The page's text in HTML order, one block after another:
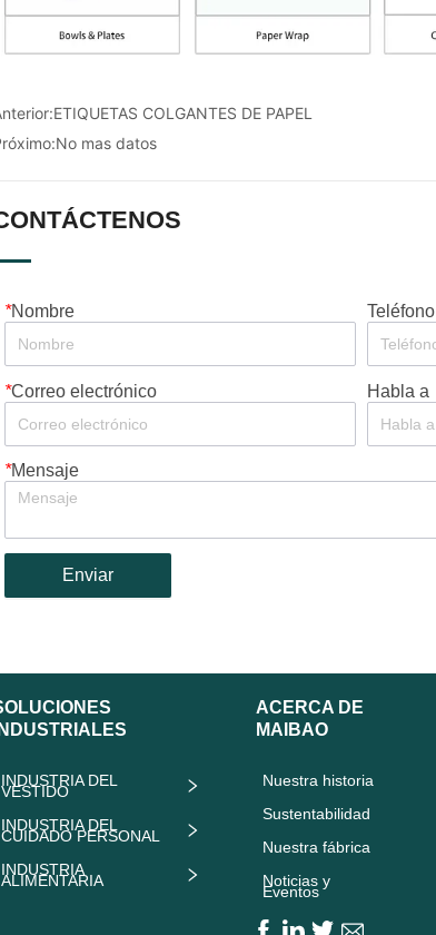
ETIQUETAS COLGANTES DE PAPEL
No mas datos
*Nombre Teléfono
*Correo electrónico Habla a
*Mensaje
Enviar
INDUSTRIALES
INDUSTRIA DEL
VESTIDO
INDUSTRIA DEL
CUIDADO PERSONAL
INDUSTRIA
ALIMENTARIA
ACERCA DE
MAIBAO
Nuestra historia
Sustentabilidad
Nuestra fábrica
Noticias y
Eventos